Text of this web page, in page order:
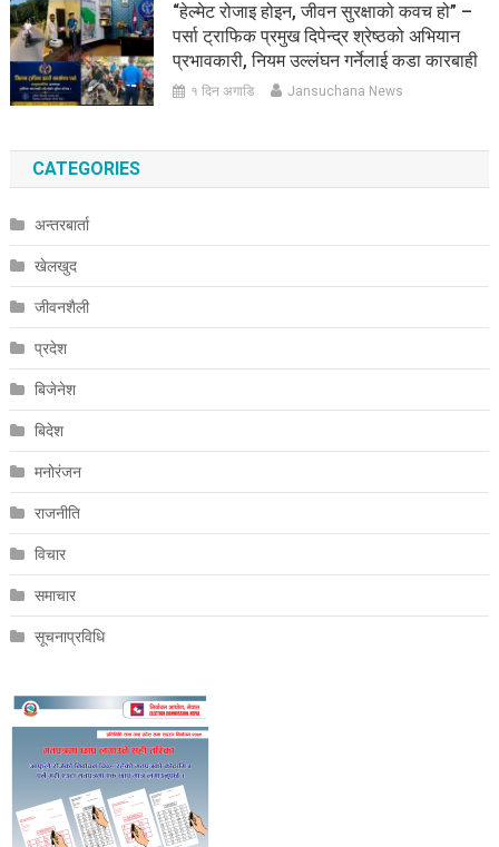
“हेल्मेट रोजाइ होइन, जीवन सुरक्षाको कवच हो” –
पर्सा ट्राफिक प्रमुख दिपेन्द्र श्रेष्ठको अभियान
प्रभावकारी, नियम उल्लंघन गर्नेलाई कडा कारबाही
१ दिन अगाडि Jansuchana News
CATEGORIES
अन्तरबार्ता
खेलखुद
जीवनशैली
प्रदेश
बिजेनेश
बिदेश
मनोरंजन
राजनीति
विचार
समाचार
सूचनाप्रविधि